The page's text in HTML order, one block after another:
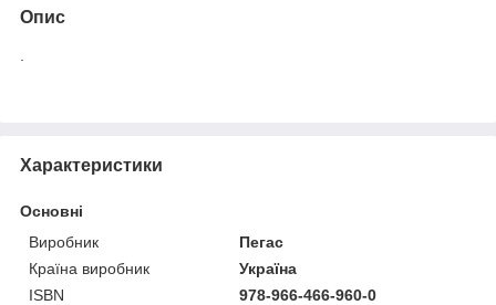
Опис
Характеристики
Основні
Виробник
Пегас
Країна виробник
Україна
ISBN
978-966-466-960-0